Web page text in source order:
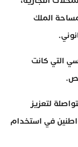
الملك
التي كانت
لتعزيز
في استخدام